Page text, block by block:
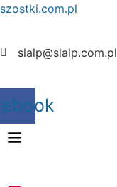
szostki.com.pl
slalp@slalp.com.pl